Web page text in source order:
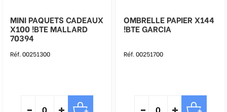
MINI PAQUETS CADEAUX
X100 !BTE MALLARD
70394
Réf. 00251300
OMBRELLE PAPIER X144
!BTE GARCIA
Réf. 00251700